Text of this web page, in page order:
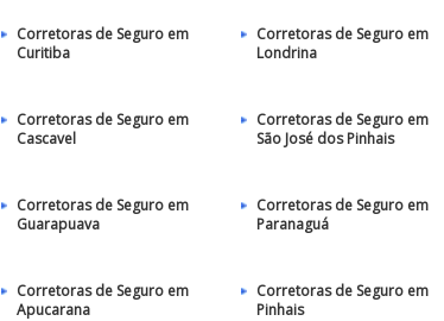
Corretoras de Seguro em
Curitiba
Corretoras de Seguro em
Londrina
Corretoras de Seguro em
Cascavel
Corretoras de Seguro em
São José dos Pinhais
Corretoras de Seguro em
Guarapuava
Corretoras de Seguro em
Paranaguá
Corretoras de Seguro em
Apucarana
Corretoras de Seguro em
Pinhais